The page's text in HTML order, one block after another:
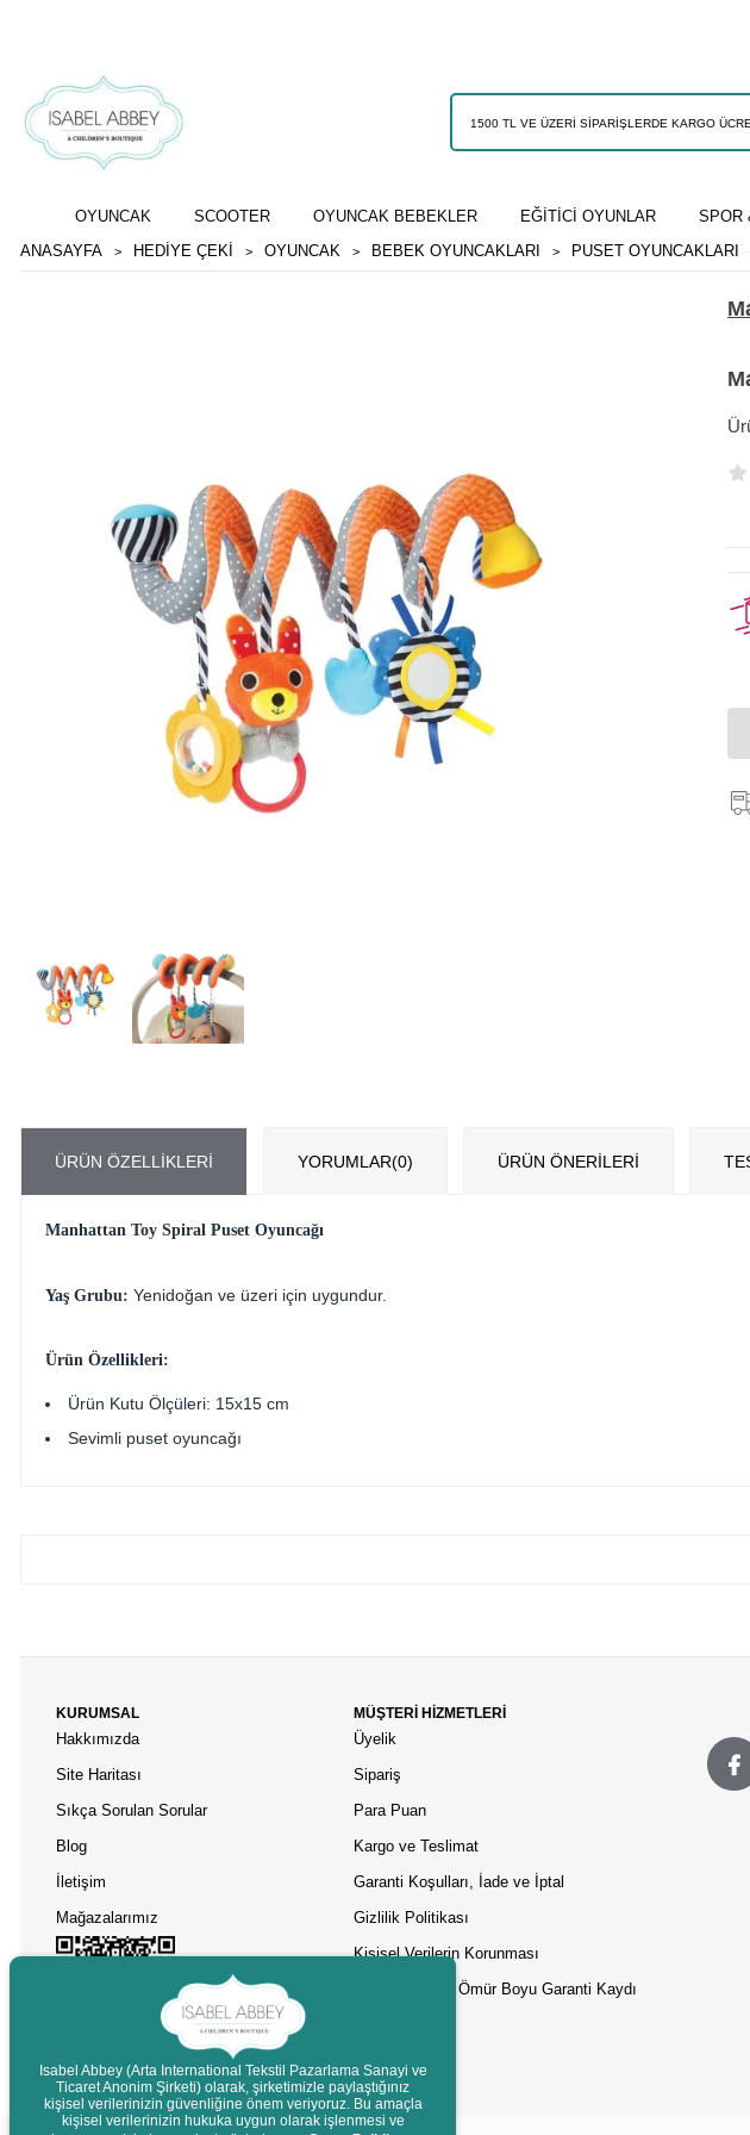
OYUNCAK SCOOTER OYUNCAK BEBEKLER EĞİTİCİ OYUNLAR SPOR
ANASAYFA
HEDİYE ÇEKİ OYUNCAK BEBEK OYUNCAKLARI PUSET OYUNCAKLARI
ÜRÜN ÖZELLIKLERI YORUMLAR(0) ÜRÜN ÖNERILERI
Manhattan Toy Spiral Puset Oyuncağı
Yaş Grubu: Yenidoğan ve üzeri için uygundur.
Ürün Özellikleri:
Ürün Kutu Ölçüleri: 15x15 cm
Sevimli puset oyuncağı
KURUMSAL
Hakkımızda
Site Haritası
Sıkça Sorulan Sorular
Blog
İletişim
Mağazalarımız
MÜŞTERİ HİZMETLERİ
Üyelik
Sipariş
Para Puan
Kargo ve Teslimat
Garanti Koşulları, İade ve İptal
Gizlilik Politikası
Kişisel Verilerin Korunması
Asobu Termos Ömür Boyu Garanti Kaydı
Destek
Isabel Abbey (Arta International Tekstil Pazarlama Sanayi ve
Ticaret Anonim Şirketi) olarak, şirketimizle paylaştığınız
kişisel verilerinizin güvenliğine önem veriyoruz. Bu amaçla
kişisel verilerinizin hukuka uygun olarak işlenmesi ve